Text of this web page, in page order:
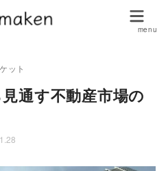
ット
通す不動産市場の